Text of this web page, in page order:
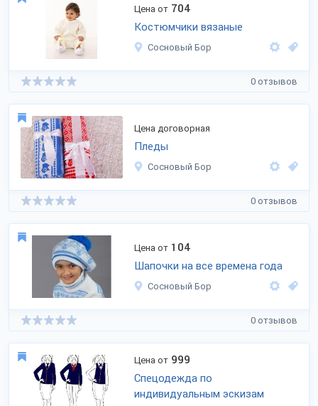
Цена от 704
Костюмчики вязаные
Сосновый Бор
0 отзывов
Цена договорная
Пледы
Сосновый Бор
0 отзывов
Цена от 104
Шапочки на все времена года
Сосновый Бор
0 отзывов
Цена от 999
Спецодежда по
индивидуальным эскизам